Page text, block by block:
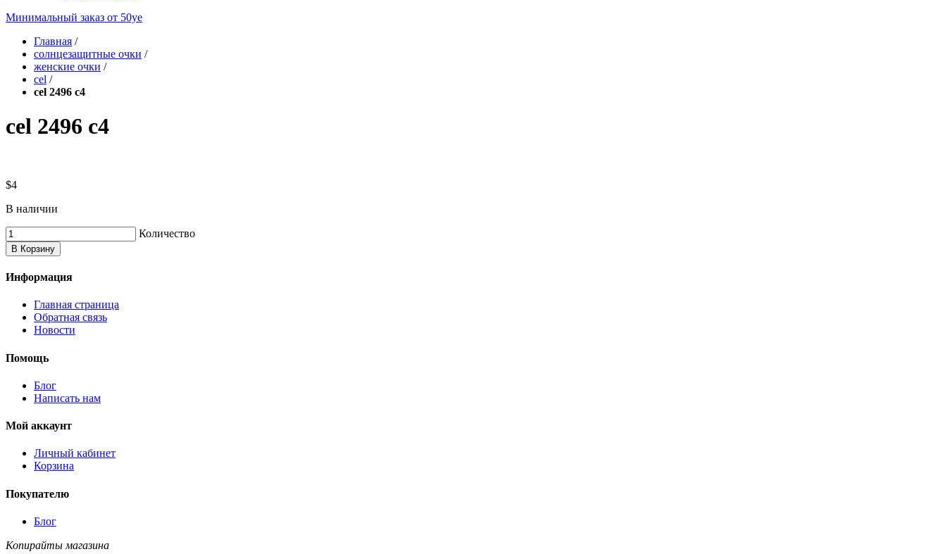
Минимальный заказ от 50уе
Главная /
солнцезащитные очки /
женские очки /
cel /
cel 2496 c4
cel 2496 c4
$4
В наличии
Количество
В Корзину
Информация
Главная страница
Обратная связь
Новости
Помощь
Блог
Написать нам
Мой аккаунт
Личный кабинет
Корзина
Покупателю
Блог
Копирайты магазина